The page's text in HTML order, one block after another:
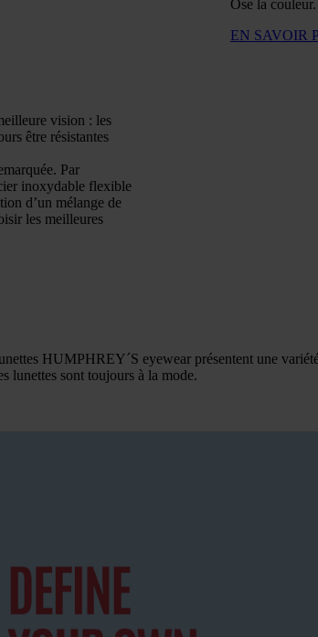
Ose la
EN SAVOIR
vision : les
être résistantes
Par
inoxydable flexible
d’un mélange de
les meilleures
HUMPHREY´S eyewear présentent une
lunettes sont toujours à la mode.